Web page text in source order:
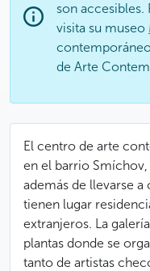
son accesibles.
visita su museo
de Arte
El centro de arte
en el barrio Smíchov,
además de llevarse
tienen lugar
extranjeros. La
plantas donde se
tanto de artistas